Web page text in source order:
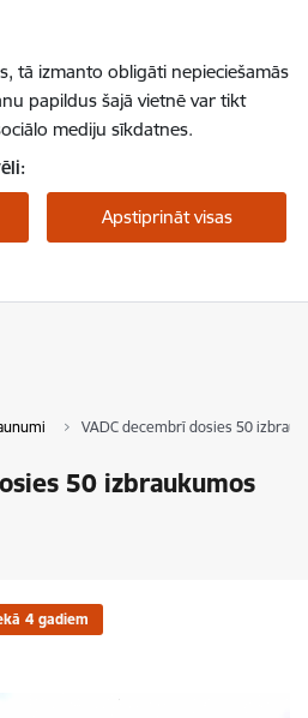
tā izmanto obligāti nepieciešamās
papildus šajā vietnē var tikt
mediju sīkdatnes.
Apstiprināt visas
VADC decembrī dosies 50
50 izbraukumos
4 gadiem